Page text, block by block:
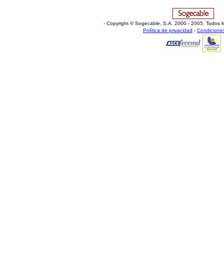
- Copyright © Sogecable, S.A
2000 - 2005. Todos
Política de privacidad -